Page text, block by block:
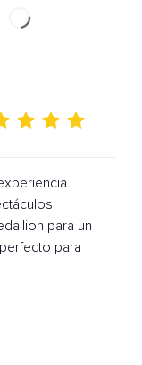
para un
para